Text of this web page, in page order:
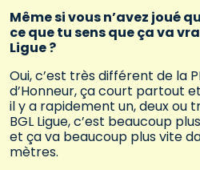
Même si vous n’avez joué
ce que tu sens que ça va
Ligue ?
Oui, c’est très différent de la
d’Honneur, ça court partout
il y a rapidement un, deux ou
BGL Ligue, c’est beaucoup
et ça va beaucoup plus vite
mètres.